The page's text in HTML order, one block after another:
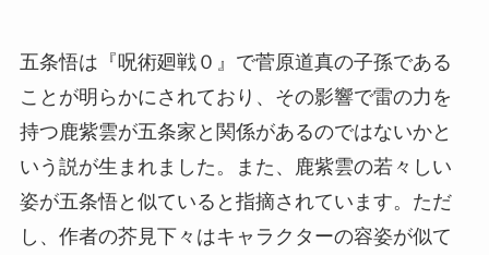
五条悟は『呪術廻戦０』で菅原道真の子孫である
ことが明らかにされており、その影響で雷の力を
持つ鹿紫雲が五条家と関係があるのではないかと
いう説が生まれました。また、鹿紫雲の若々しい
姿が五条悟と似ていると指摘されています。ただ
し、作者の芥見下々はキャラクターの容姿が似て